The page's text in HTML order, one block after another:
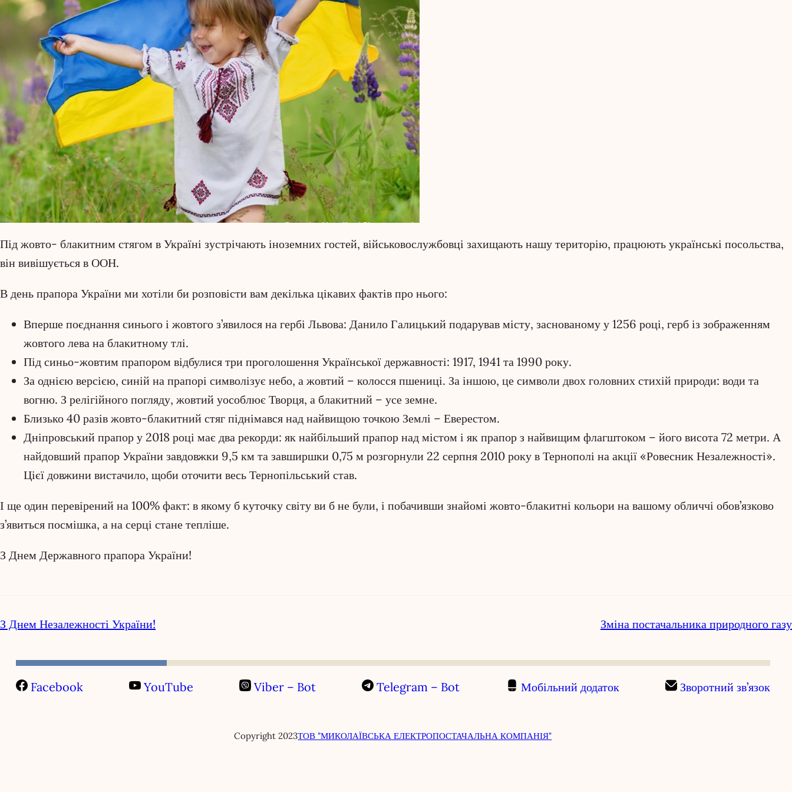
Під жовто- блакитним стягом в Україні зустрічають іноземних гостей, військовослужбовці захищають нашу територію, працюють українські посольства,
він вивішується в ООН.
В день прапора України ми хотіли би розповісти вам декілька цікавих фактів про нього:
Вперше поєднання синього і жовтого з’явилося на гербі Львова: Данило Галицький подарував місту, заснованому у 1256 році, герб із зображенням
жовтого лева на блакитному тлі.
Під синьо-жовтим прапором відбулися три проголошення Української державності: 1917, 1941 та 1990 року.
За однією версією, синій на прапорі символізує небо, а жовтий – колосся пшениці. За іншою, це символи двох головних стихій природи: води та
вогню. З релігійного погляду, жовтий уособлює Творця, а блакитний – усе земне.
Близько 40 разів жовто-блакитний стяг піднімався над найвищою точкою Землі – Еверестом.
Дніпровський прапор у 2018 році має два рекорди: як найбільший прапор над містом і як прапор з найвищим флагштоком – його висота 72 метри. А
найдовший прапор України завдовжки 9,5 км та завширшки 0,75 м розгорнули 22 серпня 2010 року в Тернополі на акції «Ровесник Незалежності».
Цієї довжини вистачило, щоби оточити весь Тернопільський став.
І ще один перевірений на 100% факт: в якому б куточку світу ви б не були, і побачивши знайомі жовто-блакитні кольори на вашому обличчі обов’язково
з’явиться посмішка, а на серці стане тепліше.
З Днем Державного прапора України!
З Днем Незалежності України! Зміна постачальника природного газу
Facebook YouTube Viber – Bot Telegram – Bot Мобільний додаток Зворотний зв’язок
Copyright 2023ТОВ "МИКОЛАЇВСЬКА ЕЛЕКТРОПОСТАЧАЛЬНА КОМПАНІЯ"